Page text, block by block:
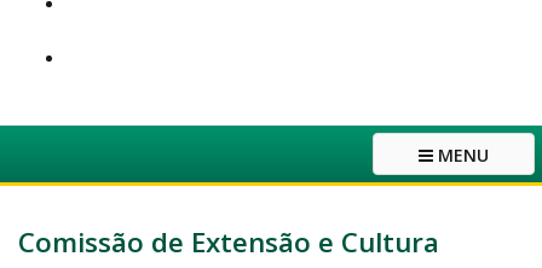
MENU
Comissão de Extensão e Cultura